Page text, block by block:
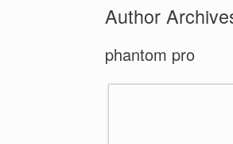
Author
phantom pro